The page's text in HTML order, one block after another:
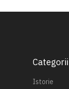
Istorie